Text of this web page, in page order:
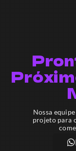
Nossa
projeto para